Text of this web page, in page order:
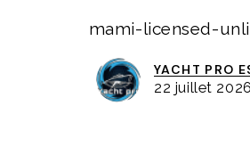
mami-licensed-
YACHT PRO
22 juillet 2026